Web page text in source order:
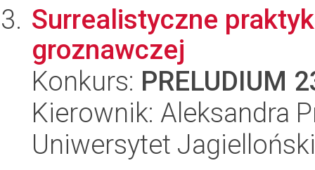
Surrealistyczne
groznawczej
Konkurs: PRELUDIUM
Kierownik: Aleksandra
Uniwersytet Jagielloński